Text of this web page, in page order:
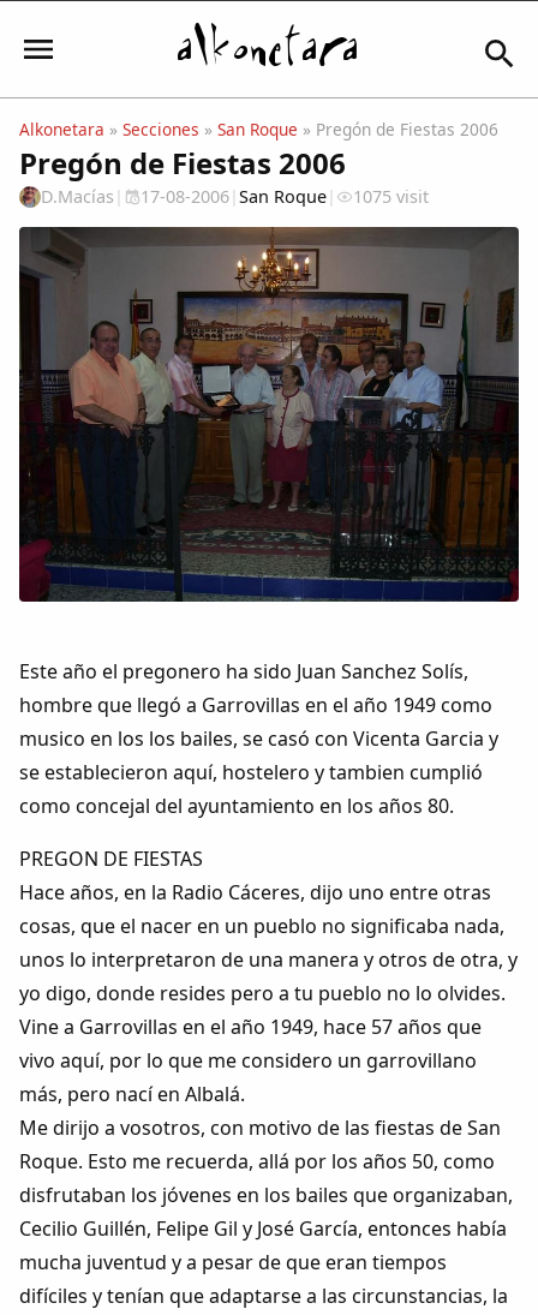
Iniciar sesión
Mi Cuenta
El Tiempo
Actualidad
Comunidad
Colaboradores
Biblioteca
Periódico Alconétar
Foros
Idiosincrasia
Diccionario
Traductor
Dichos
Cancionero Local
Apodos
Peñas
Alkonetara » Secciones » San Roque » Pregón de Fiestas 2006
Pregón de Fiestas 2006
D.Macías | 17-08-2006| San Roque| 1075 visit
Este año el pregonero ha sido Juan Sanchez Solís,
hombre que llegó a Garrovillas en el año 1949 como
musico en los los bailes, se casó con Vicenta Garcia y
se establecieron aquí, hostelero y tambien cumplió
como concejal del ayuntamiento en los años 80.
PREGON DE FIESTAS
Hace años, en la Radio Cáceres, dijo uno entre otras
cosas, que el nacer en un pueblo no significaba nada,
unos lo interpretaron de una manera y otros de otra, y
yo digo, donde resides pero a tu pueblo no lo olvides.
Vine a Garrovillas en el año 1949, hace 57 años que
vivo aquí, por lo que me considero un garrovillano
más, pero nací en Albalá.
Me dirijo a vosotros, con motivo de las fiestas de San
Roque. Esto me recuerda, allá por los años 50, como
disfrutaban los jóvenes en los bailes que organizaban,
Cecilio Guillén, Felipe Gil y José García, entonces había
mucha juventud y a pesar de que eran tiempos
difíciles y tenían que adaptarse a las circunstancias, la